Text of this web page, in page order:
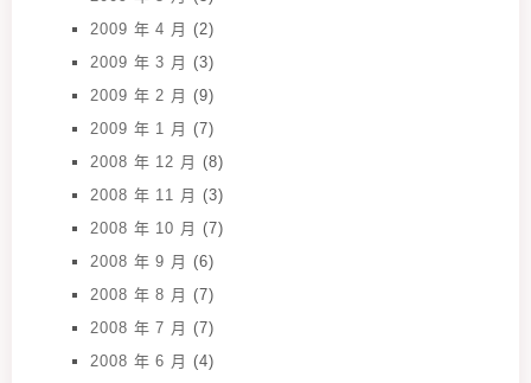
2009 年 4 月 (2)
2009 年 3 月 (3)
2009 年 2 月 (9)
2009 年 1 月 (7)
2008 年 12 月 (8)
2008 年 11 月 (3)
2008 年 10 月 (7)
2008 年 9 月 (6)
2008 年 8 月 (7)
2008 年 7 月 (7)
2008 年 6 月 (4)